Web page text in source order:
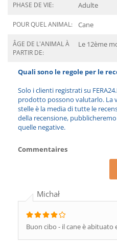
PHASE DE VIE: Adulte
POUR QUEL ANIMAL: Cane
ÂGE DE L'ANIMAL À
PARTIR DE:
Le 12ème
Quali sono le regole per le
Solo i clienti registrati su
prodotto possono valutarlo. La
stelle è la media di tutte le
della recensione,
quelle negative.
Commentaires
Michał
Buon cibo - il cane è